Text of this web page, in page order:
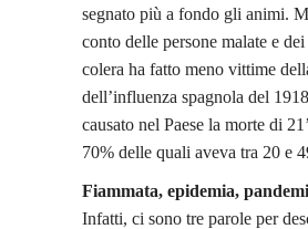
segnato più a fondo gli animi.
conto delle persone malate e
colera ha fatto meno vittime
dell’influenza spagnola del
causato nel Paese la morte di
70% delle quali aveva tra 20 e
Fiammata, epidemia,
Infatti, ci sono tre parole per